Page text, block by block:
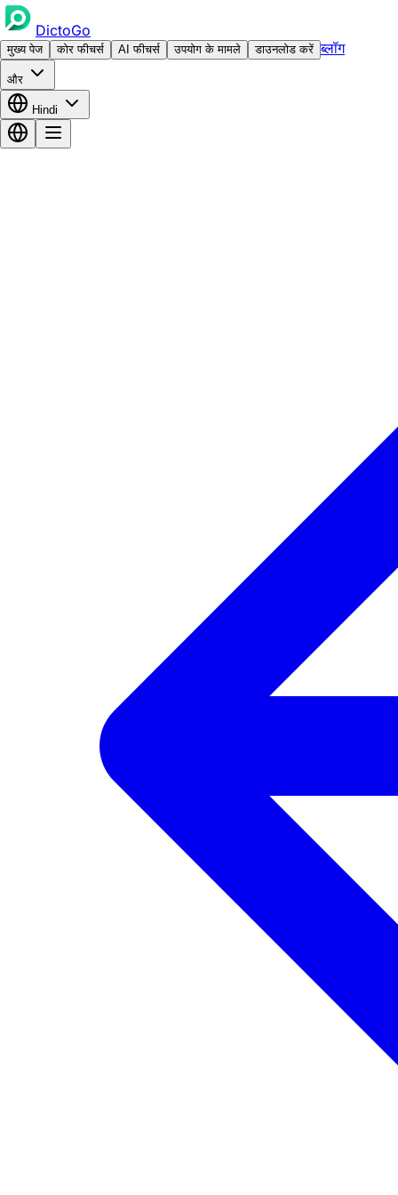
DictoGo
मुख्य पेज कोर फीचर्स AI फीचर्स उपयोग के मामले डाउनलोड करें ब्लॉग
और
Hindi